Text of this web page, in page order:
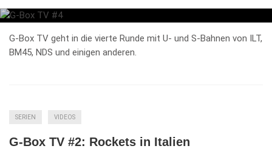
G-Box TV geht in die vierte Runde mit U- und S-Bahnen von ILT,
BM45, NDS und einigen anderen.
SERIEN VIDEOS
G-Box TV #2: Rockets in Italien